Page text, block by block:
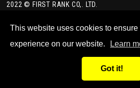
2022 © FIRST RANK CO,. LTD.
This website uses cookies to ensure
experience on our website.
Learn
Got it!